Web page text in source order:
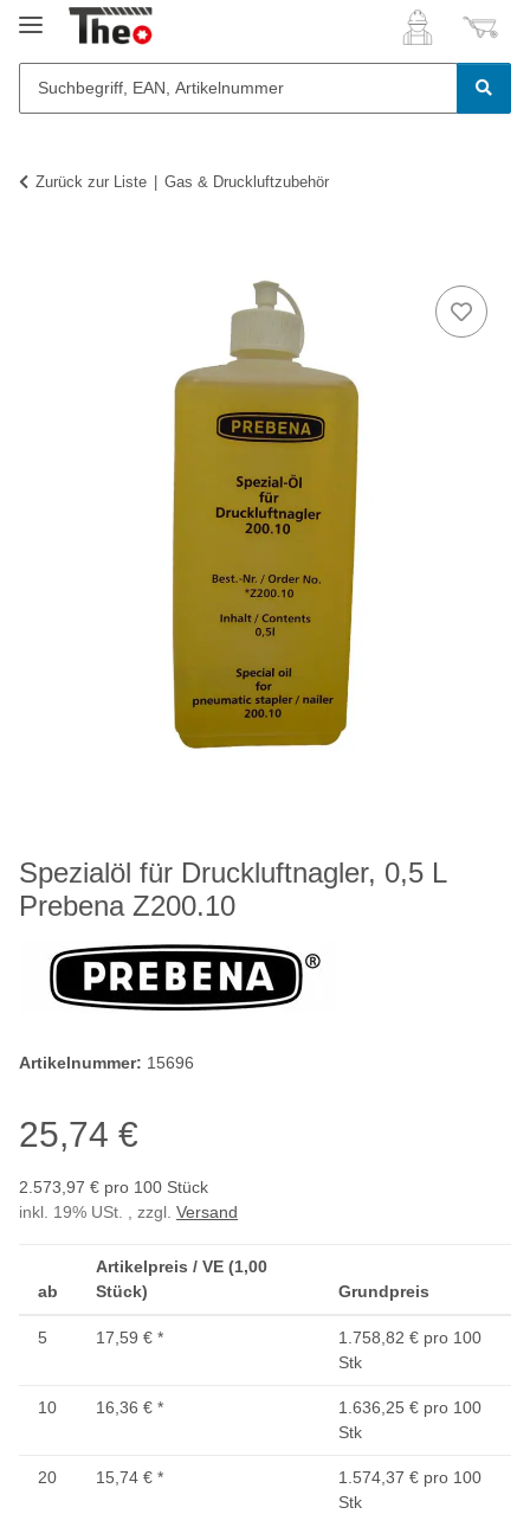
Zurück zur Liste Gas & Druckluftzubehör
Spezialöl für Druckluftnagler, 0,5 L
Prebena Z200.10
Artikelnummer: 15696
25,74 €
2.573,97 € pro 100 Stück
inkl. 19% USt. , zzgl. Versand
ab
Artikelpreis / VE (1,00
Stück)
Grundpreis
5 17,59 € *
1.758,82 € pro 100
Stk
10 16,36 € *
1.636,25 € pro 100
Stk
20 15,74 € *
1.574,37 € pro 100
Stk